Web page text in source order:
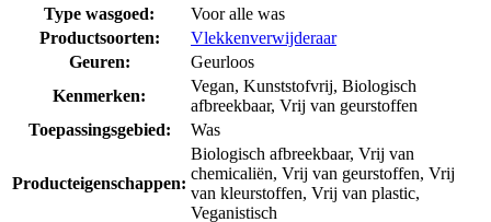
Type wasgoed:
Voor alle was
Productsoorten:
Vlekkenverwijderaar
Geuren:
Geurloos
Kenmerken:
Vegan, Kunststofvrij, Biologisch
afbreekbaar, Vrij van geurstoffen
Toepassingsgebied:
Was
Producteigenschappen:
Biologisch afbreekbaar, Vrij van
chemicaliën, Vrij van geurstoffen, Vrij
van kleurstoffen, Vrij van plastic,
Veganistisch